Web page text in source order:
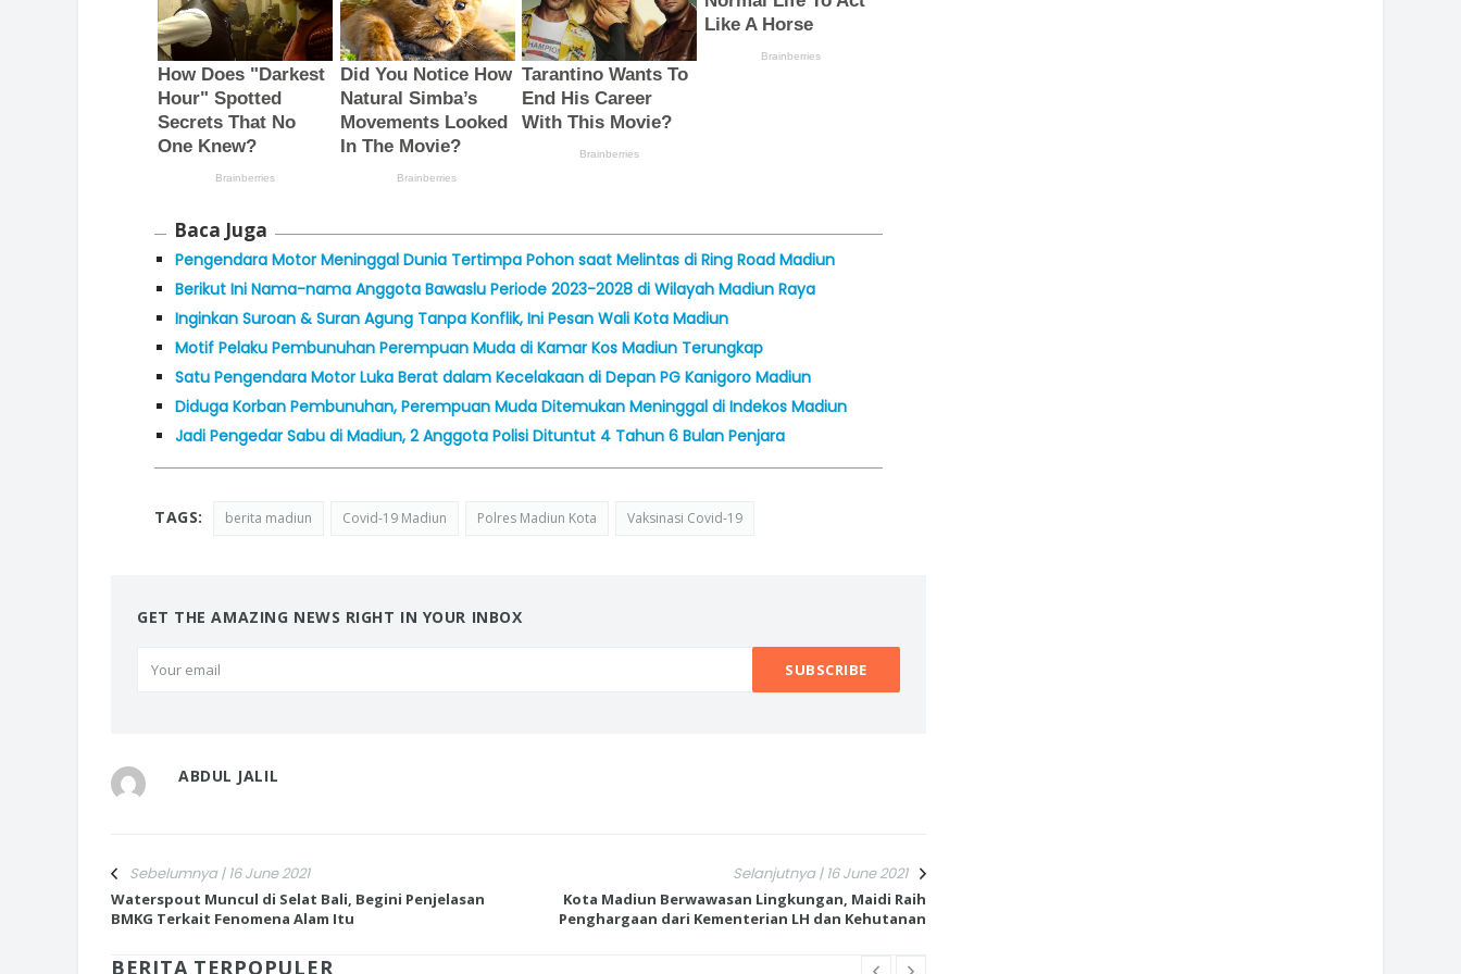
Baca Juga
Pengendara Motor Meninggal Dunia Tertimpa Pohon saat Melintas di Ring Road Madiun
Berikut Ini Nama-nama Anggota Bawaslu Periode 2023-2028 di Wilayah Madiun Raya
Inginkan Suroan & Suran Agung Tanpa Konflik, Ini Pesan Wali Kota Madiun
Motif Pelaku Pembunuhan Perempuan Muda di Kamar Kos Madiun Terungkap
Satu Pengendara Motor Luka Berat dalam Kecelakaan di Depan PG Kanigoro Madiun
Diduga Korban Pembunuhan, Perempuan Muda Ditemukan Meninggal di Indekos Madiun
Jadi Pengedar Sabu di Madiun, 2 Anggota Polisi Dituntut 4 Tahun 6 Bulan Penjara
TAGS: berita madiun Covid-19 Madiun Polres Madiun Kota Vaksinasi Covid-19
GET THE AMAZING NEWS RIGHT IN YOUR INBOX
ABDUL JALIL
Sebelumnya | 16 June 2021
Waterspout Muncul di Selat Bali, Begini Penjelasan
BMKG Terkait Fenomena Alam Itu
Selanjutnya | 16 June 2021
Kota Madiun Berwawasan Lingkungan, Maidi Raih
Penghargaan dari Kementerian LH dan Kehutanan
BERITA TERPOPULER